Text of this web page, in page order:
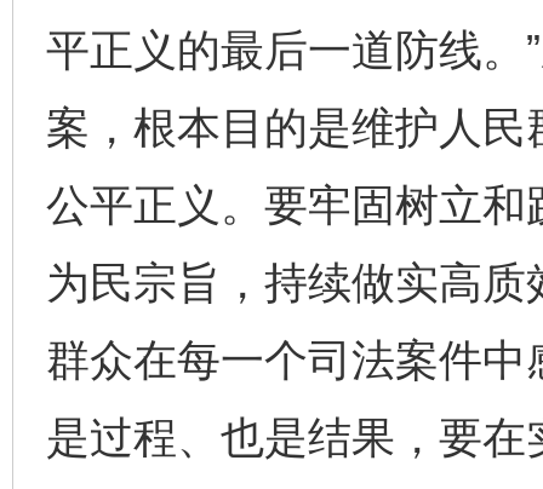
平正义的最后一道防线。
案，根本目的是维护人
公平正义。要牢固树立
为民宗旨，持续做实高
群众在每一个司法案件
是过程、也是结果，要